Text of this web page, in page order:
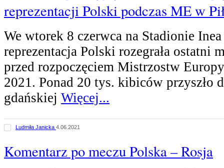
reprezentacji Polski podczas ME w
We wtorek 8 czerwca na Stadionie
reprezentacja Polski rozegrała ostatni
przed rozpoczęciem Mistrzostw
2021. Ponad 20 tys. kibiców przyszło
gdańskiej Więcej...
Ludmiła Janicka 4.06.2021
Komentarz po meczu Polska – Rosja